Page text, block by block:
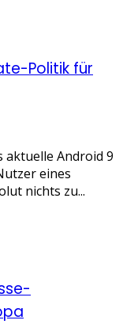
Politik für
aktuelle Android 9
eines
nichts zu...